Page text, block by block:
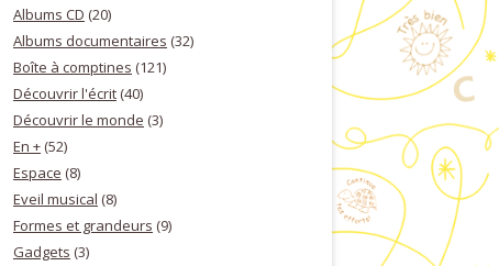
Albums CD (20)
Albums documentaires (32)
Boîte à comptines (121)
Découvrir l'écrit (40)
Découvrir le monde (3)
En + (52)
Espace (8)
Eveil musical (8)
Formes et grandeurs (9)
Gadgets (3)